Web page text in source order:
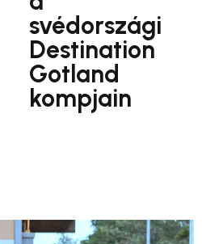
svédországi
Destination
Gotland
kompjain